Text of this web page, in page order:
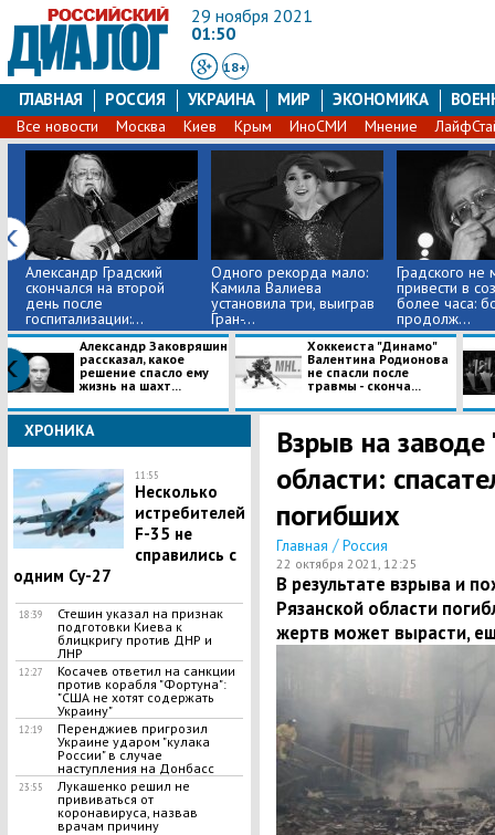
29 ноября 2021
01:50
18+
ГЛАВНАЯ РОССИЯ УКРАИНА МИР ЭКОНОМИКА
Все новости Москва Киев Крым ИноСМИ Мнение
Александр Градский
скончался на второй
день после
госпитализации:...
Одного рекорда мало:
Камила Валиева
установила три, выиграв
Гран-...
Градского не
привести в
более часа:
продолж...
Александр Заковряшин
рассказал, какое
решение спасло ему
жизнь на шахт...
Хоккеиста "Динамо"
Валентина Родионова
не спасли после
травмы - сконча...
ХРОНИКА
11:55
Несколько
истребителей
F-35 не
справились с
одним Су-27
18:39
Стешин указал на признак
подготовки Киева к
блицкригу против ДНР и
ЛНР
12:27
​Косачев ответил на санкции
против корабля "Фортуна":
"США не хотят содержать
Украину"
12:19
Перенджиев пригрозил
Украине ударом "кулака
России" в случае
наступления на Донбасс
23:55
Лукашенко решил не
прививаться от
коронавируса, назвав
врачам причину
Взрыв на заводе
области:
погибших
Главная / Россия
22 октября 2021, 12:25
В результате взрыва и
Рязанской области
жертв может вырасти,